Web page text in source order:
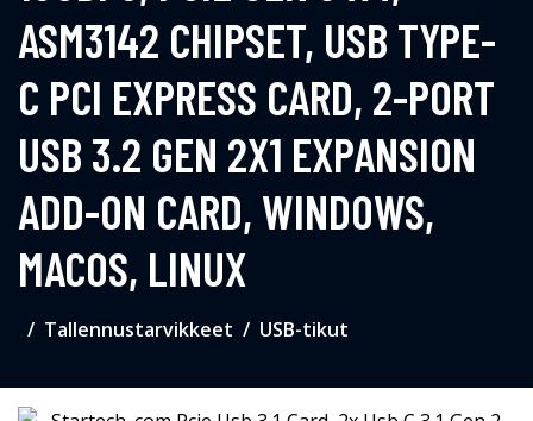
ASM3142 CHIPSET, USB TYPE-
C PCI EXPRESS CARD, 2-PORT
USB 3.2 GEN 2X1 EXPANSION
ADD-ON CARD, WINDOWS,
MACOS, LINUX
Tallennustarvikkeet USB-tikut